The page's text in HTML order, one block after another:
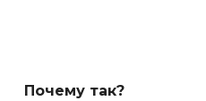
Почему так?